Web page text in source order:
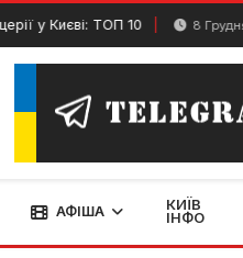
ТОП 10 8 Грудня, 2023
АФІША
КИЇВ
ІНФО